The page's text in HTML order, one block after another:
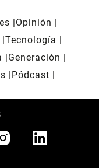
Opinión
Tecnología
Generación
Pódcast